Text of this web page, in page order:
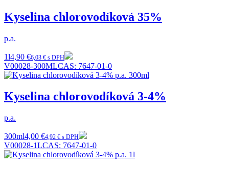
Kyselina chlorovodíková 35%
p.a.
1l4,90 €6,03 € s DPH
V00028-300MLCAS: 7647-01-0
Kyselina chlorovodíková 3-4%
p.a.
300ml4,00 €4,92 € s DPH
V00028-1LCAS: 7647-01-0